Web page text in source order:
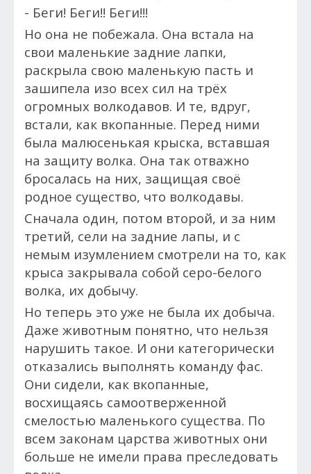
- Беги! Беги!! Беги!!!
Но она не побежала. Она встала на
свои маленькие задние лапки,
раскрыла свою маленькую пасть и
зашипела изо всех сил на трёх
огромных волкодавов. И те, вдруг,
встали, как вкопанные. Перед ними
была малюсенькая крыска, вставшая
на защиту волка. Она так отважно
бросалась на них, защищая своё
родное существо, что волкодавы.
Сначала один, потом второй, и за ним
третий, сели на задние лапы, и с
немым изумлением смотрели на то, как
крыса закрывала собой серо-белого
волка, их добычу.
Но теперь это уже не была их добыча.
Даже животным понятно, что нельзя
нарушить такое. И они категорически
отказались выполнять команду фас.
Они сидели, как вкопанные,
восхищаясь самоотверженной
смелостью маленького существа. По
всем законам царства животных они
больше не имели права преследовать